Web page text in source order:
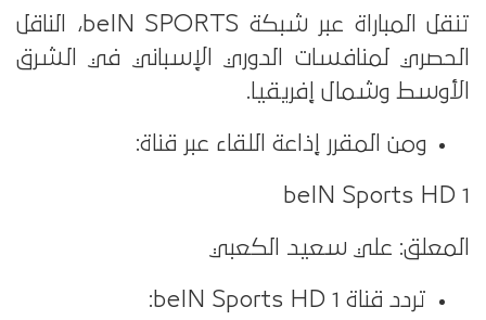
تنقل المباراة عبر شبكة beIN SPORTS، الناقل
الحصري لمنافسات الدوري الإسباني في الشرق
الأوسط وشمال إفريقيا.
ومن المقرر إذاعة اللقاء عبر قناة:
beIN Sports HD 1
المعلق: علي سعيد الكعبي
تردد قناة beIN Sports HD 1: